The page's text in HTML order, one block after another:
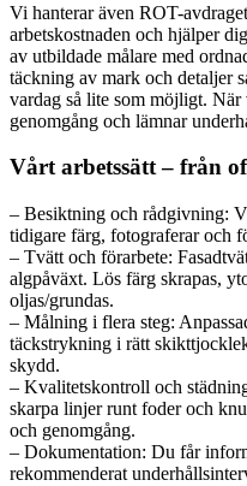
Vi hanterar även ROT-
arbetskostnaden och hjälper
av utbildade målare med
täckning av mark och detaljer
vardag så lite som möjligt.
genomgång och lämnar
Vårt arbetssätt – från
– Besiktning och rådgivning:
tidigare färg, fotograferar och
– Tvätt och förarbete:
algpåväxt. Lös färg skrapas,
oljas/grundas.
– Målning i flera steg:
täckstrykning i rätt
skydd.
– Kvalitetskontroll och
skarpa linjer runt foder och
och genomgång.
– Dokumentation: Du får
rekommenderat